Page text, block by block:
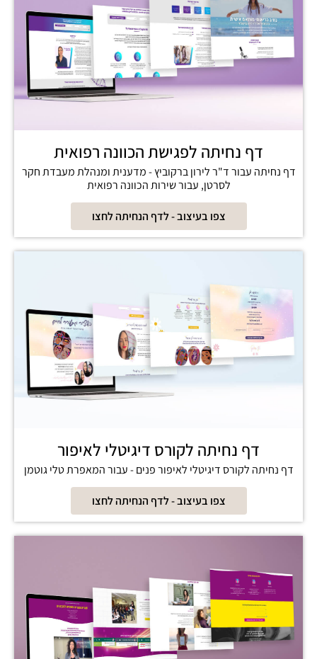
דף נחיתה לפגישת הכוונה רפואית
דף נחיתה עבור ד"ר לירון ברקוביץ - מדענית ומנהלת מעבדת חקר
לסרטן, עבור שירות הכוונה רפואית
צפו בעיצוב - לדף הנחיתה לחצו
דף נחיתה לקורס דיגיטלי לאיפור
דף נחיתה לקורס דיגיטלי לאיפור פנים - עבור המאפרת טלי גוטמן
צפו בעיצוב - לדף הנחיתה לחצו